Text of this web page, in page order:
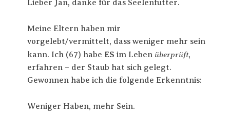
Lieber Jan, danke für das Seelenfutter.
Meine Eltern haben mir
vorgelebt/vermittelt, dass weniger mehr sein
kann. Ich (67) habe ES im Leben überprüft,
erfahren – der Staub hat sich gelegt.
Gewonnen habe ich die folgende Erkenntnis:
Weniger Haben, mehr Sein.